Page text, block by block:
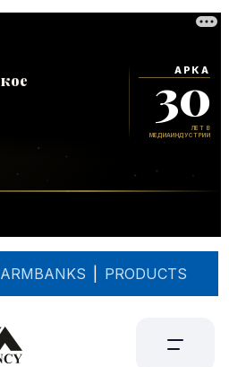
ARMBANKS PRODUCTS